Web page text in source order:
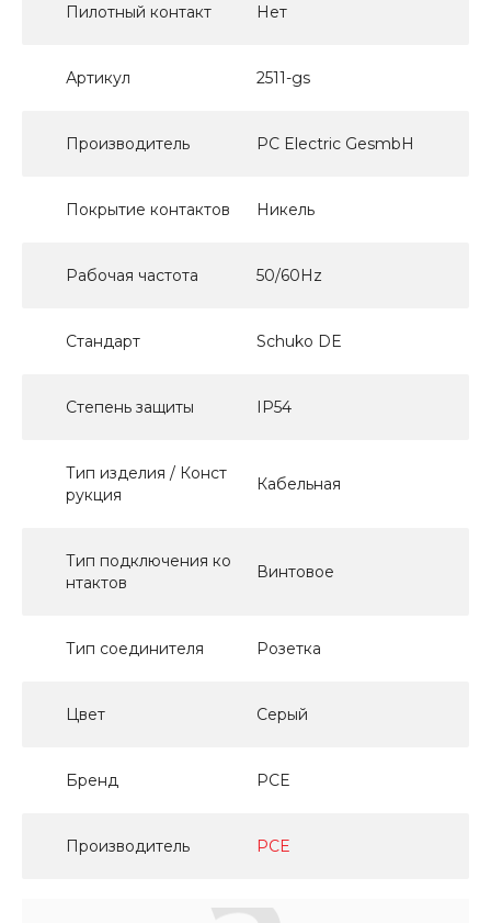
Пилотный контакт Нет
Артикул 2511-gs
Производитель PC Electric GesmbH
Покрытие контактов Никель
Рабочая частота 50/60Hz
Стандарт Schuko DE
Степень защиты IP54
Тип изделия / Конст
рукция
Кабельная
Тип подключения ко
нтактов
Винтовое
Тип соединителя Розетка
Цвет Серый
Бренд PCE
Производитель PCE